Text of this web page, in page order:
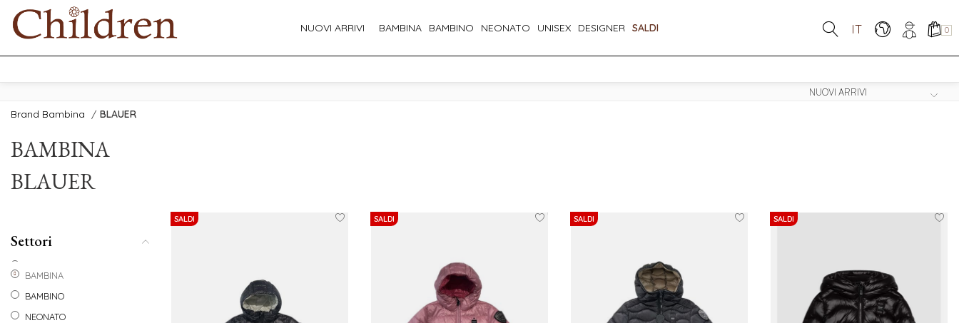
IT 0
NUOVI ARRIVI BAMBINA BAMBINO NEONATO UNISEX DESIGNER SALDI
Brand Bambina / BLAUER
BAMBINA
BLAUER
Settori
BAMBINA
BAMBINO
NEONATO
SALDI SALDI SALDI SALDI